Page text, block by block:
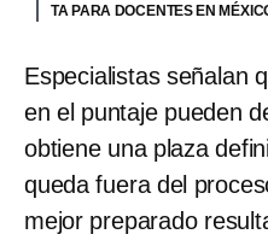
TA PARA DOCENTES EN
Especialistas señalan
en el puntaje pueden
obtiene una plaza
queda fuera del
mejor preparado